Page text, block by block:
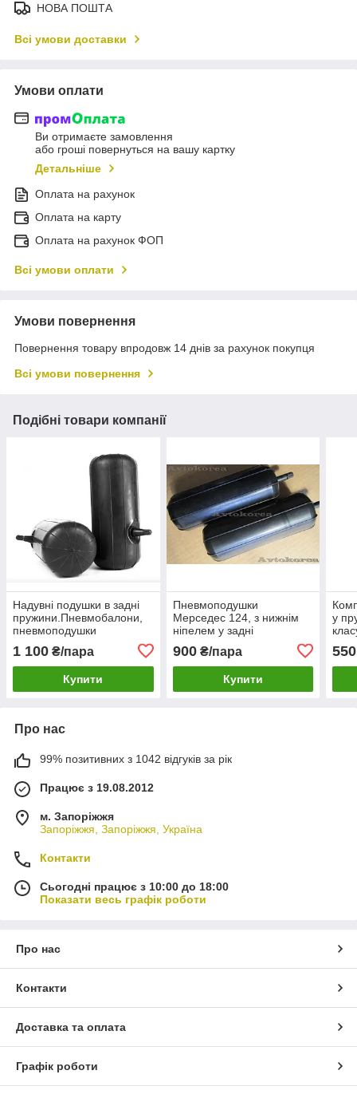
НОВА ПОШТА
Всі умови доставки
Умови оплати
Ви отримаєте замовлення
або гроші повернуться на вашу картку
Детальніше
Оплата на рахунок
Оплата на карту
Оплата на рахунок ФОП
Всі умови оплати
Умови повернення
Повернення товару впродовж 14 днів за рахунок покупця
Всі умови повернення
Подібні товари компанії
Надувні подушки в задні
пружини.Пневмобалони,
пневмоподушки
ВАЗ, Рено.
1 100 ₴/пара
Купити
Пневмоподушки
Мерседес 124, з нижнім
ніпелем у задні
підсилювачі пружин
900₴/пара
Купити
у
550
Про нас
99% позитивних з 1042 відгуків за рік
Працює з 19.08.2012
м. Запоріжжя
Запоріжжя, Запоріжжя, Україна
Контакти
Сьогодні працює з 10:00 до 18:00
Показати весь графік роботи
Про нас
Контакти
Доставка та оплата
Графік роботи